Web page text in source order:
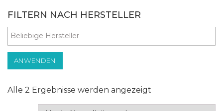
FILTERN NACH HERSTELLER
ANWENDEN
Alle 2 Ergebnisse werden angezeigt